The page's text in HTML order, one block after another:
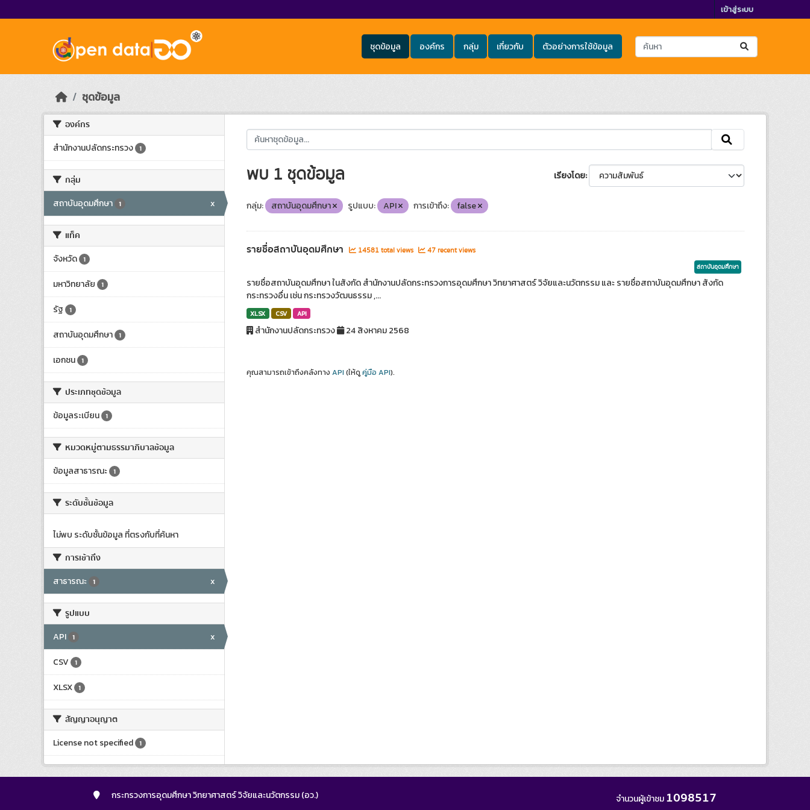
เข้าสู่ระบบ
ชุดข้อมูล องค์กร กลุ่ม เกี่ยวกับ ตัวอย่างการใช้ข้อมูล
ชุดข้อมูล
องค์กร
สำนักงานปลัดกระทรวง 1
กลุ่ม
สถาบันอุดมศึกษา 1 x
แท็ค
จังหวัด 1
มหาวิทยาลัย 1
รัฐ 1
สถาบันอุดมศึกษา 1
เอกชน 1
ประเภทชุดข้อมูล
ข้อมูลระเบียน 1
หมวดหมู่ตามธรรมาภิบาลข้อมูล
ข้อมูลสาธารณะ 1
ระดับชั้นข้อมูล
ไม่พบ ระดับชั้นข้อมูล ที่ตรงกับที่ค้นหา
การเข้าถึง
สาธารณะ 1 x
รูปแบบ
API 1
x
CSV
1
XLSX 1
สัญญาอนุญาต
License not specified 1
เรียงโดย
พบ 1 ชุดข้อมูล
กลุ่ม: สถาบันอุดมศึกษา รูปแบบ: API การเข้าถึง: false
รายชื่อสถาบันอุดมศึกษา 14581 total views 47 recent views
สถาบันอุดมศึกษา
รายชื่อสถาบันอุดมศึกษา ในสังกัด สำนักงานปลัดกระทรวงการอุดมศึกษา วิทยาศาสตร์ วิจัยและนวัตกรรม และ รายชื่อสถาบันอุดมศึกษา สังกัด
กระทรวงอื่น เช่น กระทรวงวัฒนธรรม ,...
XLSX CSV API
สำนักงานปลัดกระทรวง 24 สิงหาคม 2568
คุณสามารถเข้าถึงคลังทาง API (ให้ดูคู่มือ API).
กระทรวงการอุดมศึกษา วิทยาศาสตร์ วิจัยและนวัตกรรม (อว.)
จำนวนผู้เข้าชม1098517